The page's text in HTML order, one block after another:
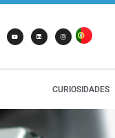
CURIOSIDADES